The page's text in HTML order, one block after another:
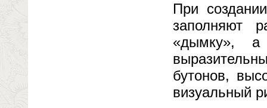
При
заполняют
«дымку»,
бутонов,
визуальный